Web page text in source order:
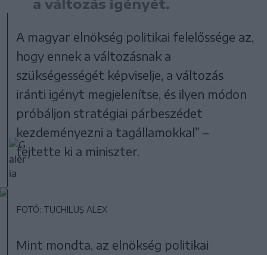
a változás igényét.
A magyar elnökség politikai felelőssége az,
hogy ennek a változásnak a
szükségességét képviselje, a változás
iránti igényt megjelenítse, és ilyen módon
próbáljon stratégiai párbeszédet
kezdeményezni a tagállamokkal” –
fejtette ki a miniszter.
FOTÓ: TUCHILUȘ ALEX
Mint mondta, az elnökség politikai